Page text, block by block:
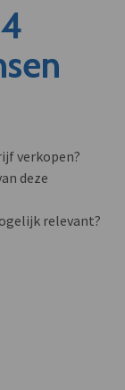
verkopen?
deze
relevant?